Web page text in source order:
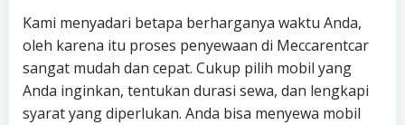
Kami menyadari betapa berharganya waktu Anda,
oleh karena itu proses penyewaan di Meccarentcar
sangat mudah dan cepat. Cukup pilih mobil yang
Anda inginkan, tentukan durasi sewa, dan lengkapi
syarat yang diperlukan. Anda bisa menyewa mobil